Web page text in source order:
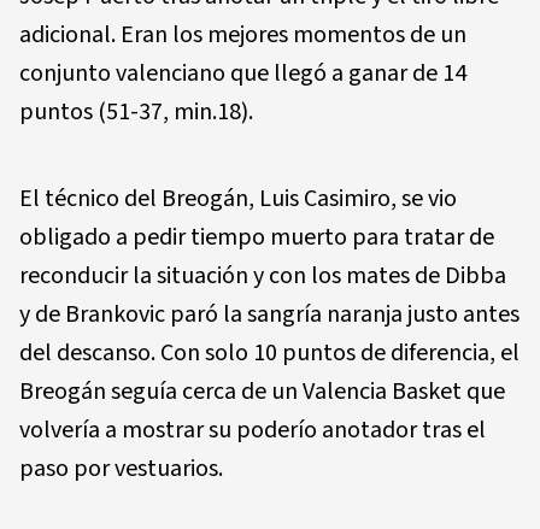
adicional. Eran los mejores momentos de un
conjunto valenciano que llegó a ganar de 14
puntos (51-37, min.18).
El técnico del Breogán, Luis Casimiro, se vio
obligado a pedir tiempo muerto para tratar de
reconducir la situación y con los mates de Dibba
y de Brankovic paró la sangría naranja justo antes
del descanso. Con solo 10 puntos de diferencia, el
Breogán seguía cerca de un Valencia Basket que
volvería a mostrar su poderío anotador tras el
paso por vestuarios.